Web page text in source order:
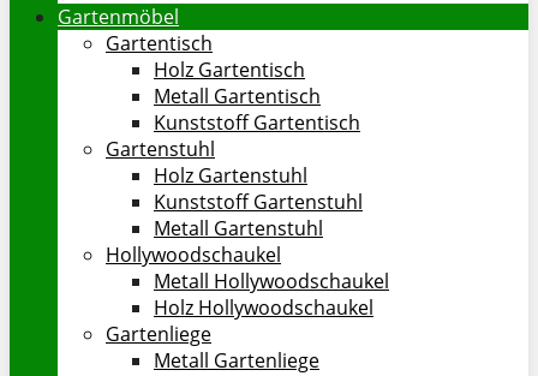
Gartenmöbel
Gartentisch
Holz Gartentisch
Metall Gartentisch
Kunststoff Gartentisch
Gartenstuhl
Holz Gartenstuhl
Kunststoff Gartenstuhl
Metall Gartenstuhl
Hollywoodschaukel
Metall Hollywoodschaukel
Holz Hollywoodschaukel
Gartenliege
Metall Gartenliege